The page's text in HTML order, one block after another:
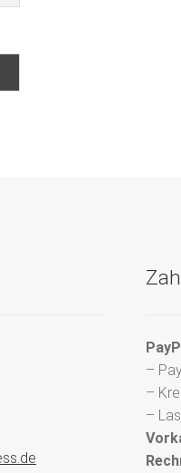
–
–
–